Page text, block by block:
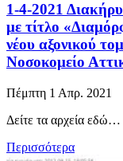
1-4-2021
με τίτλο
νέου αξονικού
Νοσοκομείο
Πέμπτη 1 Απρ. 2021
Δείτε τα αρχεία εδώ…
Περισσότερα